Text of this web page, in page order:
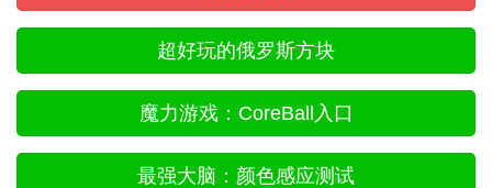
超好玩的俄罗斯方块
魔力游戏：CoreBall入口
最强大脑：颜色感应测试